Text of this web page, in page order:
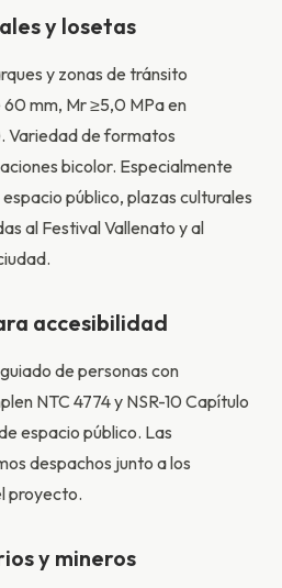
y losetas
y zonas de tránsito
mm, Mr ≥5,0 MPa en
Variedad de formatos
bicolor. Especialmente
público, plazas culturales
al Festival Vallenato y al
accesibilidad
de personas con
NTC 4774 y NSR-10 Capítulo
espacio público. Las
despachos junto a los
proyecto.
y mineros